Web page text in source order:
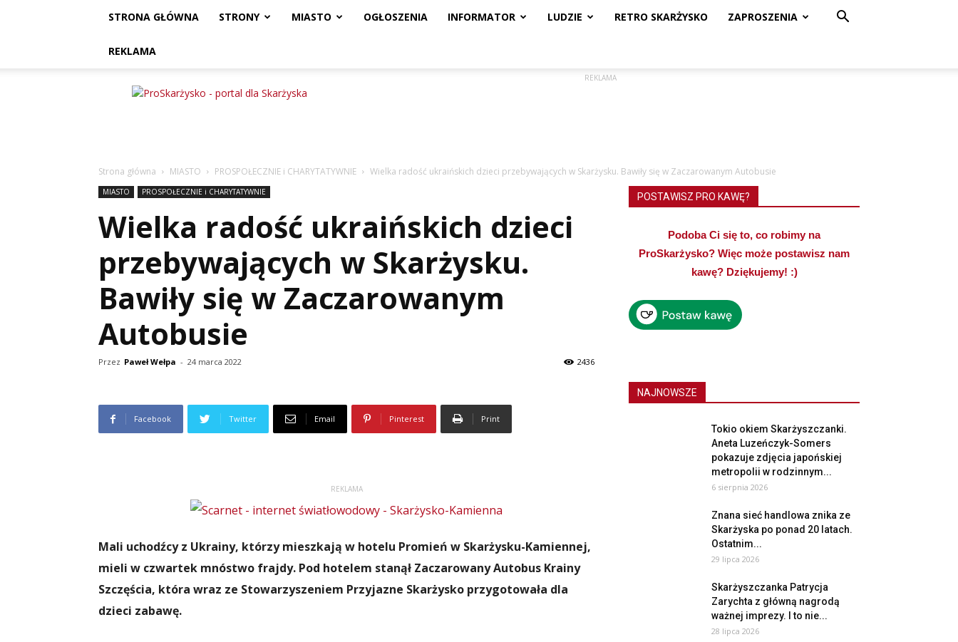
STRONA GŁÓWNA STRONY MIASTO OGŁOSZENIA INFORMATOR LUDZIE RETRO SKARŻYSKO ZAPROSZENIA
REKLAMA
ProSkarżysko
REKLAMA
Strona główna MIASTO PROSPOŁECZNIE i CHARYTATYWNIE Wielka radość ukraińskich dzieci przebywających w Skarżysku. Bawiły się w Zaczarowanym Autobusie
MIASTO PROSPOŁECZNIE i CHARYTATYWNIE
Wielka radość ukraińskich dzieci
przebywających w Skarżysku.
Bawiły się w Zaczarowanym
Autobusie
Przez Paweł Wełpa - 24 marca 2022 2436
Facebook Twitter Email Pinterest Print
REKLAMA
Mali uchodźcy z Ukrainy, którzy mieszkają w hotelu Promień w Skarżysku-Kamiennej,
mieli w czwartek mnóstwo frajdy. Pod hotelem stanął Zaczarowany Autobus Krainy
Szczęścia, która wraz ze Stowarzyszeniem Przyjazne Skarżysko przygotowała dla
dzieci zabawę.
POSTAWISZ PRO KAWĘ?
Podoba Ci się to, co robimy na
ProSkarżysko? Więc może postawisz nam
kawę? Dziękujemy! :)
NAJNOWSZE
Tokio okiem Skarżyszczanki.
Aneta Luzeńczyk-Somers
pokazuje zdjęcia japońskiej
metropolii w rodzinnym...
6 sierpnia 2026
Znana sieć handlowa znika ze
Skarżyska po ponad 20 latach.
Ostatnim...
29 lipca 2026
Skarżyszczanka Patrycja
Zarychta z główną nagrodą
ważnej imprezy. I to nie...
28 lipca 2026